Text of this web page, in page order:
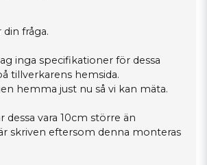
fråga.
inga specifikationer för dessa
tillverkarens hemsida.
hemma just nu så vi kan mäta.
dessa vara 10cm större än
skriven eftersom denna monteras